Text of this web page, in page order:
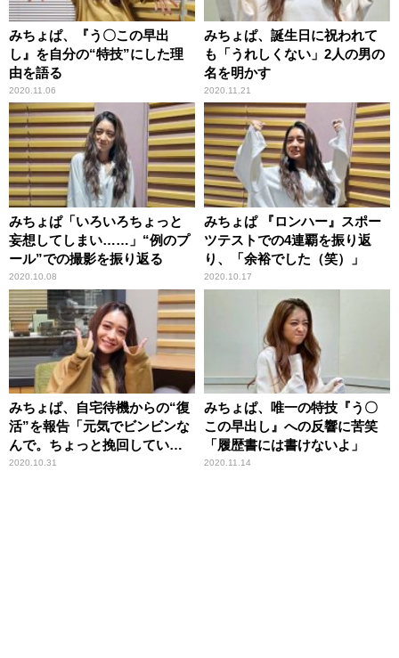
みちょぱ、『う〇この早出
し』を自分の“特技”にした理
由を語る
2020.11.06
みちょぱ、誕生日に祝われて
も「うれしくない」2人の男の
名を明かす
2020.11.21
みちょぱ「いろいろちょっと
妄想してしまい……」“例のプ
ール”での撮影を振り返る
2020.10.08
みちょぱ 『ロンハー』スポー
ツテストでの4連覇を振り返
り、「余裕でした（笑）」
2020.10.17
みちょぱ、自宅待機からの“復
活”を報告「元気でビンビンな
んで。ちょっと挽回していこ
うかなと思ってます」
2020.10.31
みちょぱ、唯一の特技『う〇
この早出し』への反響に苦笑
「履歴書には書けないよ」
2020.11.14